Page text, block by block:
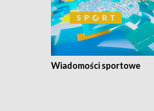
Wiadomości sportowe